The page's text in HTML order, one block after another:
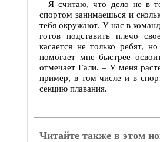
– Я считаю, что дело не в
спортом занимаешься и
тебя окружают. У нас в
готов подставить плечо
касается не только ребят,
помогает мне быстрее
отмечает Гали. – У меня
пример, в том числе и в
секцию плавания.
Читайте также в этом